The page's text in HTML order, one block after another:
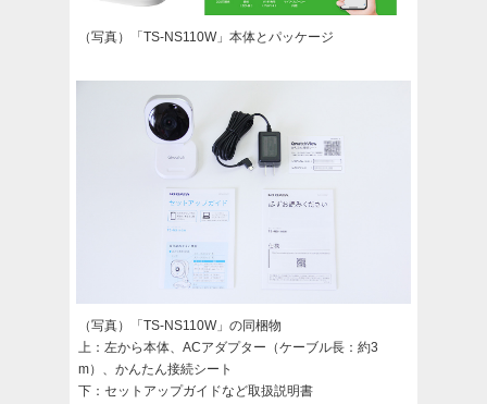
（写真）「TS-NS110W」本体とパッケージ
（写真）「TS-NS110W」の同梱物
上：左から本体、ACアダプター（ケーブル長：約3
m）、かんたん接続シート
下：セットアップガイドなど取扱説明書